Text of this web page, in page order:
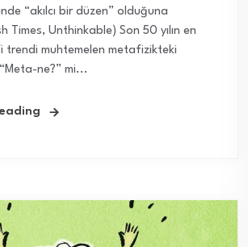
“akılcı bir düzen” olduğuna
Times, Unthinkable) Son 50 yılın en
trendi muhtemelen metafizikteki
ne?” mi...